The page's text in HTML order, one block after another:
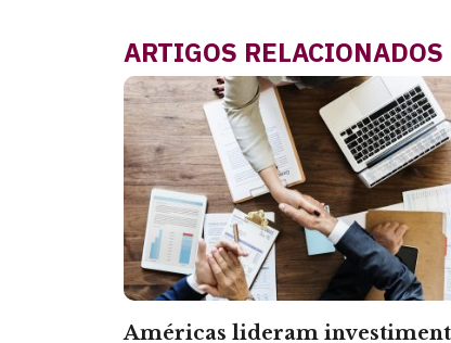
ARTIGOS RELACIONADOS
Américas lideram